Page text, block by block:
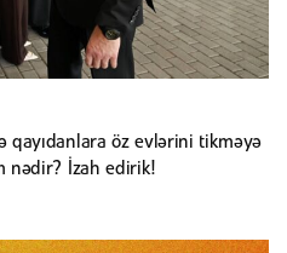
qayıdanlara öz evlərini tikməyə
nədir? İzah edirik!